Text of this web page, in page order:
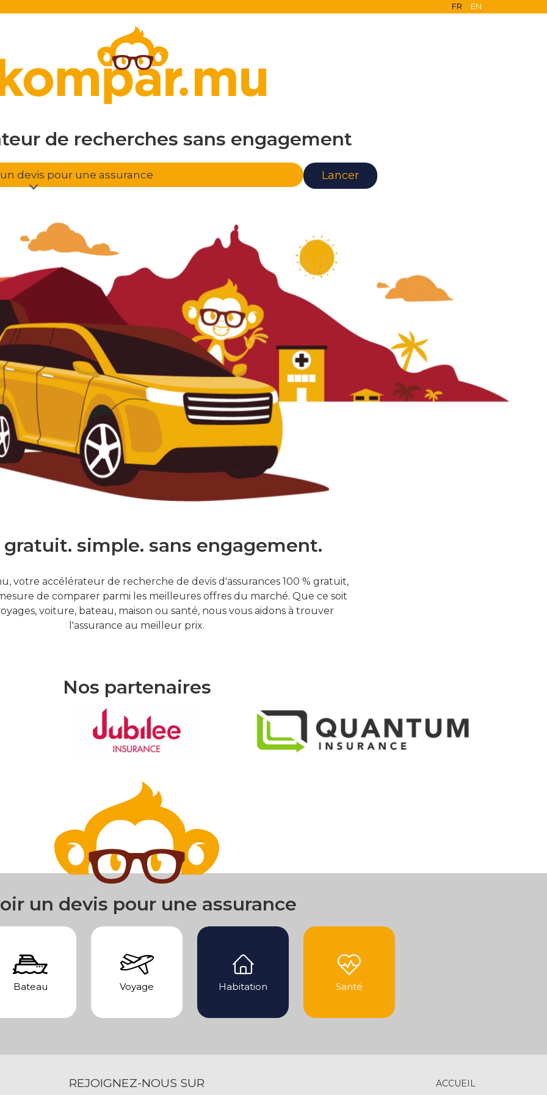
FR EN
de recherches
en ligne
sans engagement
d'assurance
devis pour une assurance Lancer
gratuit. simple. sans engagement.
votre accélérateur de recherche de devis d'assurances 100 % gratuit,
de comparer parmi les meilleures offres du marché. Que ce soit
voiture, bateau, maison ou santé, nous vous aidons à trouver
l'assurance au meilleur prix.
Nos partenaires
un devis pour une assurance
Bateau Voyage Habitation Santé
REJOIGNEZ-NOUS SUR
ACCUEIL